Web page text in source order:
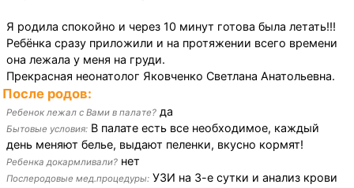
Я родила спокойно и через 10 минут готова была летать!!!
Ребёнка сразу приложили и на протяжении всего времени
она лежала у меня на груди.
Прекрасная неонатолог Яковченко Светлана Анатольевна.
После родов:
Ребенок лежал с Вами в палате? да
Бытовые условия: В палате есть все необходимое, каждый
день меняют белье, выдают пеленки, вкусно кормят!
Ребенка докармливали? нет
Послеродовые мед.процедуры: УЗИ на 3-е сутки и анализ крови